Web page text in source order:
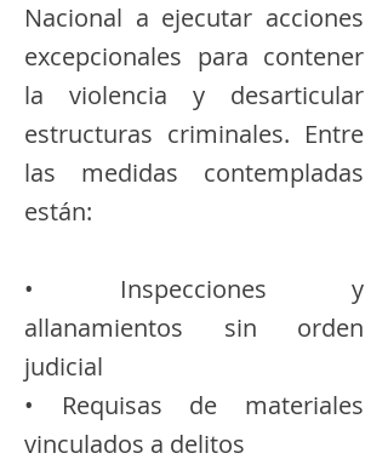
Nacional a ejecutar acciones
excepcionales para contener
la violencia y desarticular
estructuras criminales. Entre
las medidas contempladas
están:
• Inspecciones y
allanamientos sin orden
judicial
• Requisas de materiales
vinculados a delitos